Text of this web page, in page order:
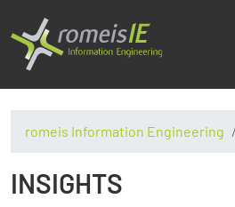
romeis Information Engineering
INSIGHTS